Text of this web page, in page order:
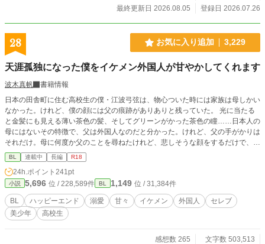
くてえっちでちょっぴり妖しい溺愛BLラブコメ！
最終更新日 2026.08.05
登録日 2026.07.26
28 お気に入り追加 3,229
天涯孤独になった僕をイケメン外国人が甘やかしてくれます
波木真帆
書籍情報
日本の田舎町に住む高校生の僕・江波弓弦は、物心ついた時には家族は母しかい
なかった。けれど、僕の顔には父の痕跡がありありと残っていた。 光に当たる
と金髪にも見える薄い茶色の髪、そしてグリーンがかった茶色の瞳……日本人の
母にはないその特徴で、父は外国人なのだと分かった。けれど、父の手がかりは
それだけ。母に何度か父のことを尋ねたけれど、悲しそうな顔をするだけで、僕
は聞いてはいけないことだと悟り、父のことを聞くのをやめた。母ひとり子ひと
りで大変ながらも幸せに暮らしていたある日、突然の事故で母を失い、天涯孤独
になってしまう。 どうしたらいいか途方に暮れていた時、母が何かあった時の
ためにと残してくれていたものを思い出し、それを取り出すと一枚の紙が出てき
て、そこには11桁の数字が書かれていた。 それが携帯番号だと気づいた僕は、
その番号にかけて思いがけない人物と出会うことになり……。 イケメンでセレ
ブな外国人社長と美少年高校生のハッピーエンド小説です。 R18には※つけま
BL 連載中 長編 R18
24h.ポイント 241pt
小説 5,696 位 / 228,589件 BL 1,149 位 / 31,384件
BL ハッピーエンド 溺愛 甘々 イケメン 外国人
セレブ
美少年
高校生
感想数 265
文字数 503,513